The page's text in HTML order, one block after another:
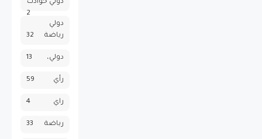
دولي حوادث
2
دولي
رياضة
32
دولي، 13
رأي 59
راي 4
رباضة 33